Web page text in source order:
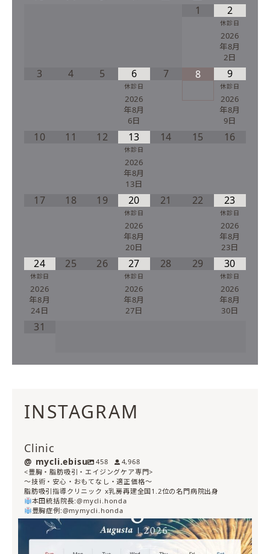
1
2
休診日
2026
年8月
2日
3 4 5 6
休診日
2026
年8月
6日
7 8 9
休診日
2026
年8月
9日
10 11 12 13
休診日
2026
年8月
13日
14 15 16
17 18 19 20
休診日
2026
年8月
20日
21 22 23
休診日
2026
年8月
23日
24
休診日
2026
年8月
24日
25 26 27
休診日
2026
年8月
27日
28 29 30
休診日
2026
年8月
30日
31
INSTAGRAM
Clinic
mycli.ebisu 458
4,968
<豊胸・脂肪吸引・エイジングケア専門>
〜技術・安心・おもてなし・適正価格〜
脂肪吸引指導クリニック x乳房再建全国1.2位の名門病院出身
本田統括院長:@mycli.honda
豊胸症例:@mymycli.honda
mycli.ebisu
7月 20